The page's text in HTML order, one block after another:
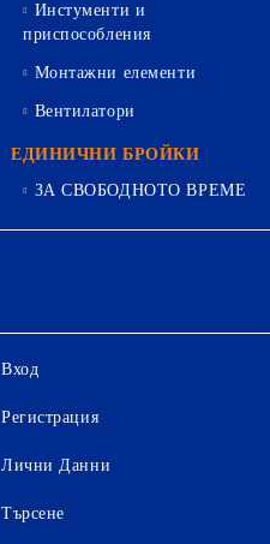
Инстументи и
приспособления
Монтажни елементи
Вентилатори
ЕДИНИЧНИ БРОЙКИ
ЗА СВОБОДНОТО ВРЕМЕ
Вход
Регистрация
Лични Данни
Търсене